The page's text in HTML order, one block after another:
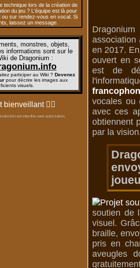
technique lors de la création de
du jeu ? L'équipe est là pour
sur rendez-vous en vocal. Si
laissez un message.
monstres, objets,
informations sont sur le
de Dragonium :
participer au Wiki ? Devenez
pour décrire les images aux
visuels.
bienveillant 🏳️‍🌈
est interdite sans autorisation.
en 2017.
ouvert en
est de
vocales ou
avec ces
obtiennent
par la
soutien de
visuel.
braille,
pris en
aveugles